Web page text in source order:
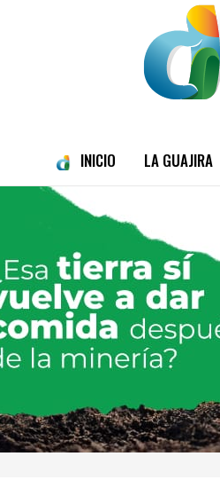
INICIO LA GUAJIRA